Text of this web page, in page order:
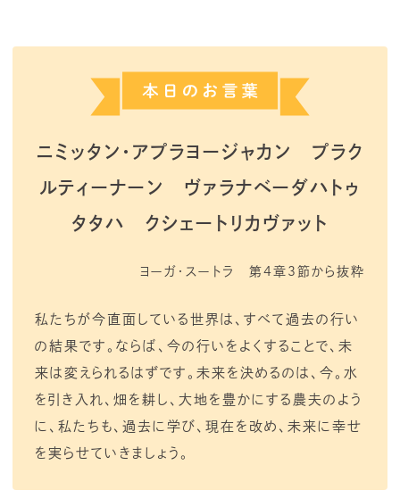
ニミッタン・アプラヨージャカン プラク
ルティーナーン ヴァラナベーダハトゥ
タタハ クシェートリカヴァット
ヨーガ・スートラ 第4章3節から抜粋
私たちが今直面している世界は、すべて過去の行い
の結果です。ならば、今の行いをよくすることで、未
来は変えられるはずです。未来を決めるのは、今。水
を引き入れ、畑を耕し、大地を豊かにする農夫のよう
に、私たちも、過去に学び、現在を改め、未来に幸せ
を実らせていきましょう。